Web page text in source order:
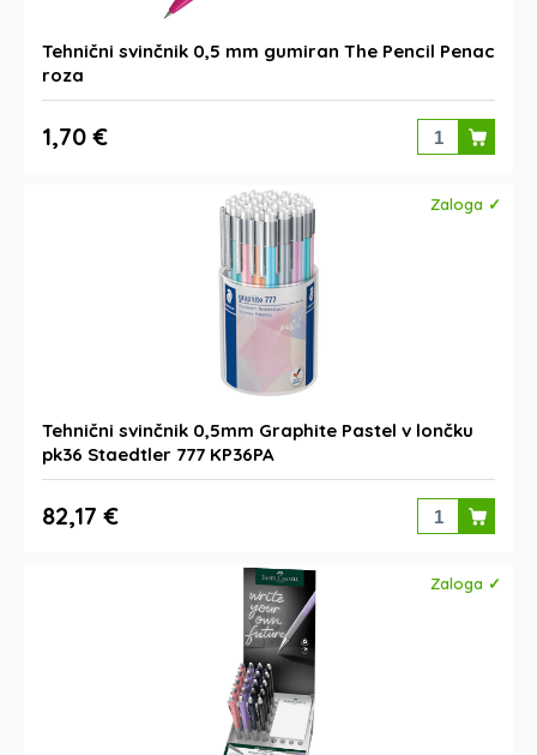
Tehnični svinčnik 0,5 mm gumiran The Pencil Penac
roza
1,70 €
Zaloga ✓
Tehnični svinčnik 0,5mm Graphite Pastel v lončku
pk36 Staedtler 777 KP36PA
82,17 €
Zaloga ✓